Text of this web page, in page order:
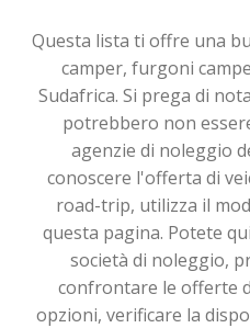
Questa lista ti offre una
camper, furgoni
Sudafrica. Si prega di
potrebbero non
agenzie di noleggio
conoscere l'offerta di
road-trip, utilizza il
questa pagina. Potete
società di noleggio,
confrontare le offerte
opzioni, verificare la